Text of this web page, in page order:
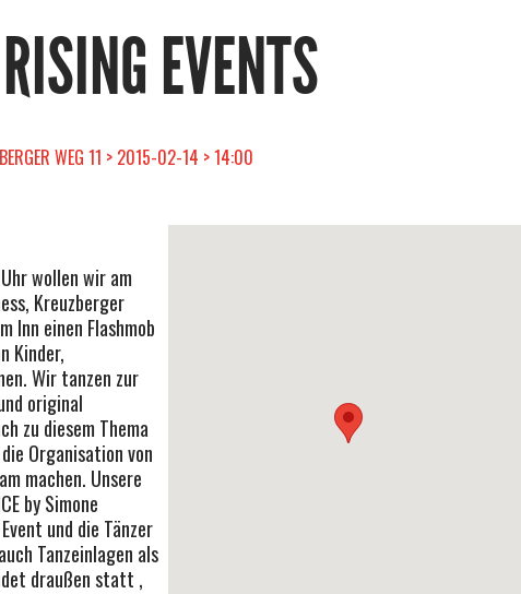
EVENTS
WEG 11 > 2015-02-14 > 14:00
wollen wir am
Kreuzberger
Inn einen Flashmob
Kinder,
Wir tanzen zur
original
zu diesem Thema
Organisation von
machen. Unsere
by Simone
und die Tänzer
Tanzeinlagen als
draußen statt ,